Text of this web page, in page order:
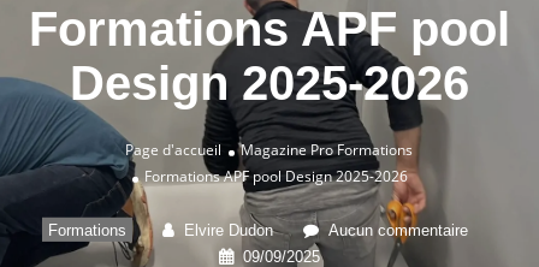
Formations APF pool
Design 2025-2026
Page d'accueil Magazine ProFormations
Formations APF pool Design 2025-2026
Formations Elvire Dudon
Aucun commentaire
09/09/2025